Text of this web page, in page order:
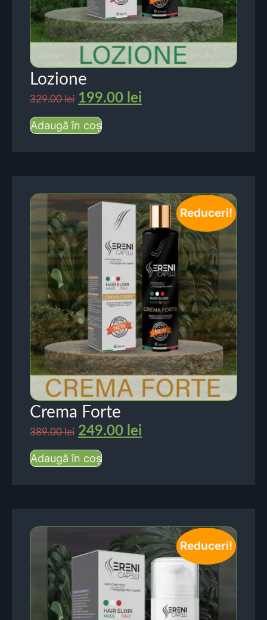
Lozione
329.00lei 199.00 lei
Adaugă în coș
Reduceri!
Crema Forte
389.00lei 249.00 lei
Adaugă în coș
Reduceri!